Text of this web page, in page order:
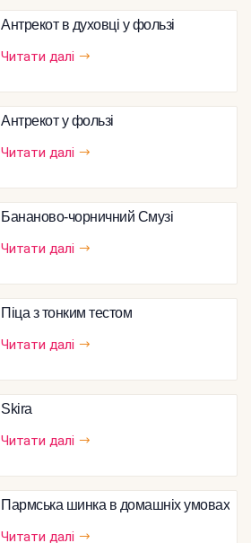
Антрекот в духовці у фользі
Читати далі
Антрекот у фользі
Читати далі
Бананово-чорничний Смузі
Читати далі
Піца з тонким тестом
Читати далі
Skira
Читати далі
Пармська шинка в домашніх умовах
Читати далі